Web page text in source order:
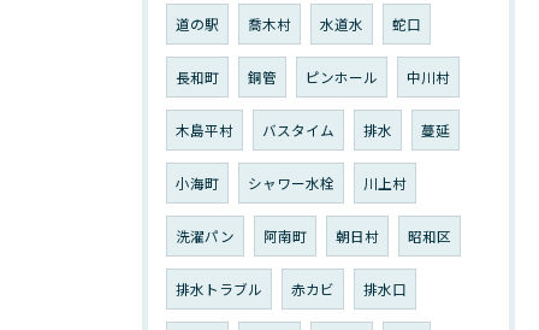
道の駅 喬木村 水道水 蛇口
長和町 銅管 ピンホール 中川村
木島平村 バスタイム 排水 蔓延
小海町 シャワー水栓 川上村
洗濯パン 阿南町 朝日村 昭和区
排水トラブル 赤カビ 排水口